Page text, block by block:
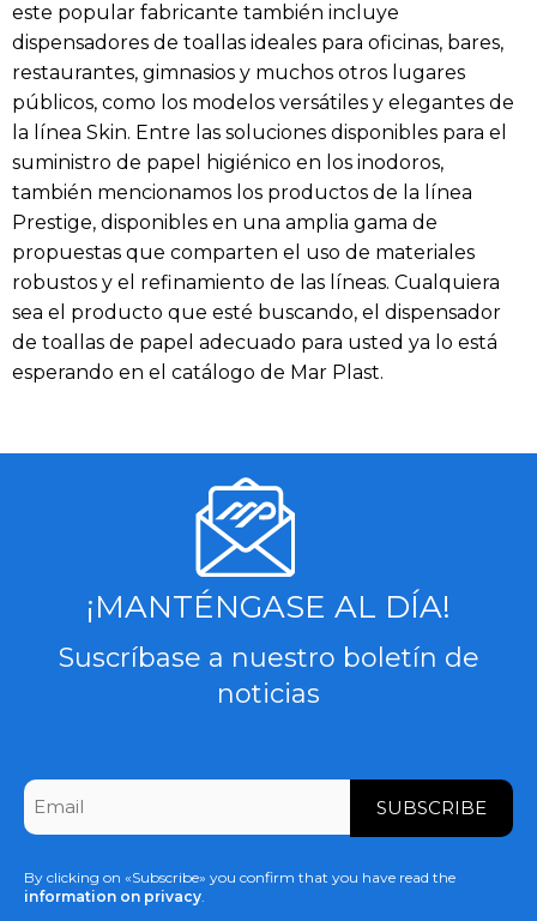
este popular fabricante también incluye
dispensadores de toallas ideales para oficinas, bares,
restaurantes, gimnasios y muchos otros lugares
públicos, como los modelos versátiles y elegantes de
la línea Skin. Entre las soluciones disponibles para el
suministro de papel higiénico en los inodoros,
también mencionamos los productos de la línea
Prestige, disponibles en una amplia gama de
propuestas que comparten el uso de materiales
robustos y el refinamiento de las líneas. Cualquiera
sea el producto que esté buscando, el dispensador
de toallas de papel adecuado para usted ya lo está
esperando en el catálogo de Mar Plast.
¡MANTÉNGASE AL DÍA!
Suscríbase a nuestro boletín de
noticias
CAPTCHA
Email
By clicking on «Subscribe» you confirm that you have read the
information on privacy.